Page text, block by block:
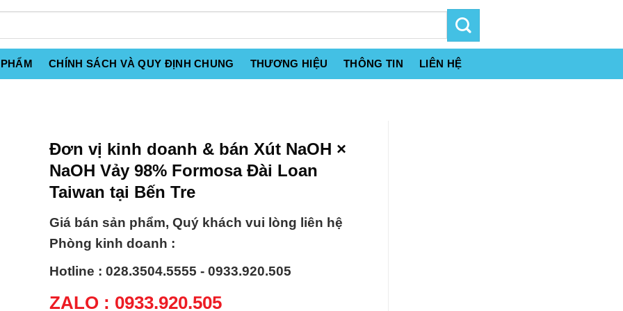
CHÍNH SÁCH VÀ QUY ĐỊNH CHUNG THƯƠNG HIỆU THÔNG TIN LIÊN HỆ
Đơn vị kinh doanh & bán Xút NaOH ×
NaOH Vảy 98% Formosa Đài Loan
Taiwan tại Bến Tre
Giá bán sản phẩm, Quý khách vui lòng liên hệ
Phòng kinh doanh :
Hotline : 028.3504.5555 - 0933.920.505
ZALO : 0933.920.505